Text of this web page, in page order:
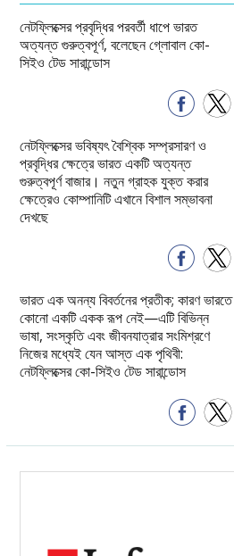
নেটফ্লিক্সের প্রবৃদ্ধির পরবর্তী ধাপে ভারত
অত্যন্ত গুরুত্বপূর্ণ, বলেছেন গ্লোবাল কো-
সিইও টেড সারান্ডোস
নেটফ্লিক্সের ভবিষ্যৎ বৈশ্বিক সম্প্রসারণ ও
প্রবৃদ্ধির ক্ষেত্রে ভারত একটি অত্যন্ত
গুরুত্বপূর্ণ বাজার। নতুন গ্রাহক যুক্ত করার
ক্ষেত্রেও কোম্পানিটি এখানে বিশাল সম্ভাবনা
দেখছে
ভারত এক অনন্য বিবর্তনের প্রতীক; কারণ ভারতে
কোনো একটি একক রূপ নেই—এটি বিভিন্ন
ভাষা, সংস্কৃতি এবং জীবনযাত্রার সংমিশ্রণে
নিজের মধ্যেই যেন আস্ত এক পৃথিবী:
নেটফ্লিক্সের কো-সিইও টেড সারান্ডোস